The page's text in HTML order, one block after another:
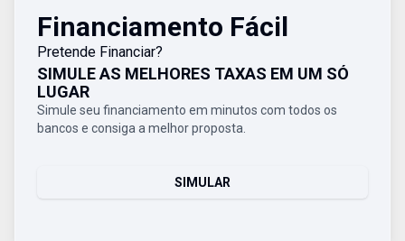
Financiamento Fácil
Pretende Financiar?
SIMULE AS MELHORES TAXAS EM UM SÓ
LUGAR
Simule seu financiamento em minutos com todos os
bancos e consiga a melhor proposta.
SIMULAR